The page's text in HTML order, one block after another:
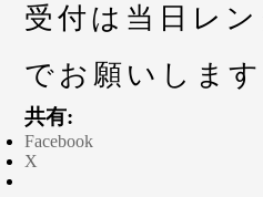
受付は当日レ
でお願いします
共有:
Facebook
X